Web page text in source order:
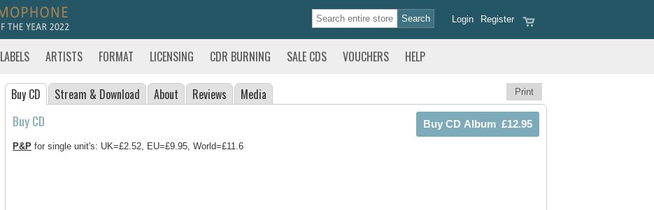
Register
Login
LABELS ARTISTS FORMAT LICENSING CDR BURNING SALE CDS VOUCHERS HELP
Print
Buy CD Stream & Download About Reviews Media
Buy CD
P&P for single unit's: UK=£2.52, EU=£9.95, World=£11.6